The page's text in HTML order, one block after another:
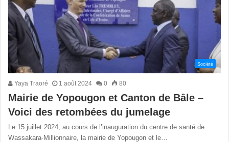
Société
Yaya Traoré 1 août 2024 0 80
Mairie de Yopougon et Canton de Bâle –
Voici des retombées du jumelage
Le 15 juillet 2024, au cours de l’inauguration du centre de santé de
Wassakara-Millionnaire, la mairie de Yopougon et le…